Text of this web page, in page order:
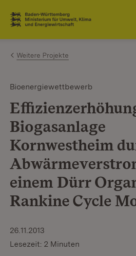
Zum Inhalt springen
Link zur Startseite
Weitere Projekte
Bioenergiewettbewerb
Biogasanlage
Kornwestheim
einem Dürr
Rankine Cycle
26.11.2013
Lesezeit: 2 Minuten